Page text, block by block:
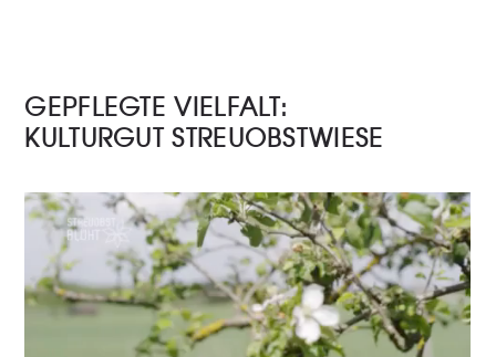
GEPFLEGTE VIELFALT:
KULTURGUT STREUOBSTWIESE